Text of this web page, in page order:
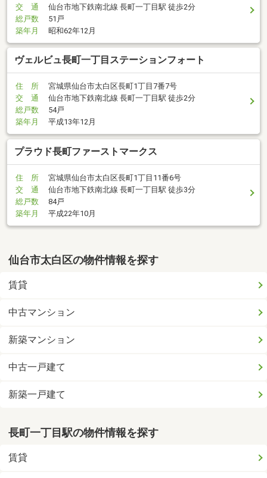
交 通
仙台市地下鉄南北線 長町一丁目駅 徒歩2分
総戸数
51戸
築年月
昭和62年12月
ヴェルビュ長町一丁目ステーションフォート
住 所
宮城県仙台市太白区長町1丁目7番7号
交 通
仙台市地下鉄南北線 長町一丁目駅 徒歩2分
総戸数
54戸
築年月
平成13年12月
プラウド長町ファーストマークス
住 所
宮城県仙台市太白区長町1丁目11番6号
交 通
仙台市地下鉄南北線 長町一丁目駅 徒歩3分
総戸数
84戸
築年月
平成22年10月
仙台市太白区の物件情報を探す
賃貸
中古マンション
新築マンション
中古一戸建て
新築一戸建て
長町一丁目駅の物件情報を探す
賃貸